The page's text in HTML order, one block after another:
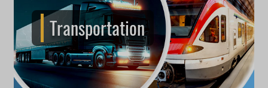
Transportation